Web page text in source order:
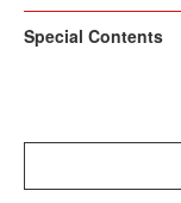
Special Contents